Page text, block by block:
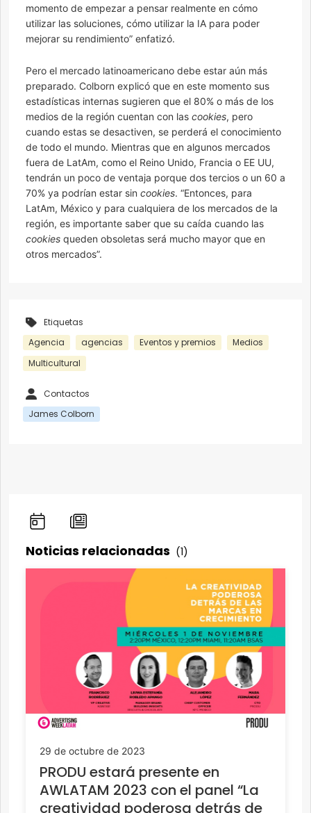
momento de empezar a pensar realmente en cómo
utilizar las soluciones, cómo utilizar la IA para poder
mejorar su rendimiento” enfatizó.
Pero el mercado latinoamericano debe estar aún más
preparado. Colborn explicó que en este momento sus
estadísticas internas sugieren que el 80% o más de los
medios de la región cuentan con las cookies, pero
cuando estas se desactiven, se perderá el conocimiento
de todo el mundo. Mientras que en algunos mercados
fuera de LatAm, como el Reino Unido, Francia o EE UU,
tendrán un poco de ventaja porque dos tercios o un 60 a
70% ya podrían estar sin cookies. “Entonces, para
LatAm, México y para cualquiera de los mercados de la
región, es importante saber que su caída cuando las
cookies queden obsoletas será mucho mayor que en
otros mercados”.
Etiquetas
Agencia
agencias Eventos y premios
Medios
Multicultural
Contactos
James Colborn
Noticias relacionadas (1)
29 de octubre de 2023
PRODU estará presente en
AWLATAM 2023 con el panel “La
creatividad poderosa detrás de